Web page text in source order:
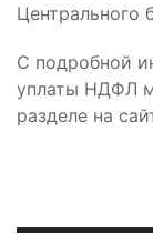
Центрального
С подробной
уплаты НДФЛ
разделе на